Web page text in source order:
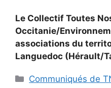
Le Collectif Toutes
Occitanie/
associations du
Languedoc (Hérault/
Catégories
Communiqués de